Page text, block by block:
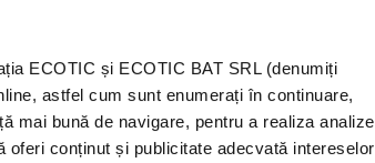
ECOTIC și ECOTIC BAT SRL (denumiți
astfel cum sunt enumerați în continuare,
mai bună de navigare, pentru a realiza analize
conținut și publicitate adecvată intereselor